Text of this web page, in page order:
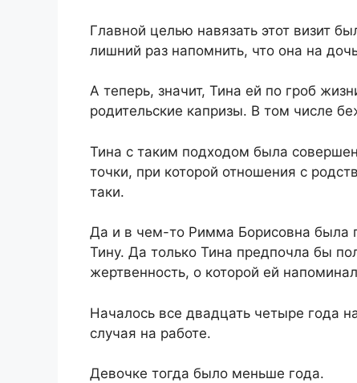
Главной целью навязать этот визит
лишний раз напомнить, что она на
А теперь, значит, Тина ей по гроб
родительские капризы. В том числе
Тина с таким подходом была
точки, при которой отношения с
таки.
Да и в чем-то Римма Борисовна была
Тину. Да только Тина предпочла бы
жертвенность, о которой ей
Началось все двадцать четыре года
случая на работе.
Девочке тогда было меньше года.